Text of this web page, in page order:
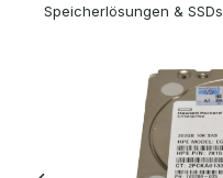
Speicherlösungen & SSDs
Bildergalerie überspringen